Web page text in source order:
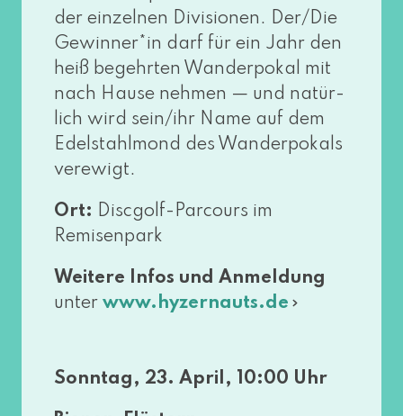
der ein­zel­nen Divisionen. Der/Die
Gewinner*in darf für ein Jahr den
heiß begehr­ten Wanderpokal mit
nach Hause neh­men — und natür­
lich wird sein/ihr Name auf dem
Edelstahlmond des Wanderpokals
verewigt.
Ort: Discgolf-Parcours im
Remisenpark
Weitere Infos und Anmeldung
unter www​.hyzer​n​auts​.de
Sonntag, 23. April, 10:00 Uhr